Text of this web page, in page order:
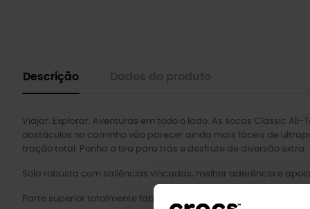
Descrição
Viajar. Explorar. Aventuras em todo o lado. As socas Classic
obstáculos no caminho vão parecer ainda mais fáceis de
tração total. Ponha a tira para trás e desfrute de diversão extra.
Sola robusta com saliências vincadas, melhor aderência e
Parte superior totalmente fabricada em Croslite